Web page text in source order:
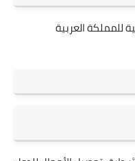
4 مصادر ربحية للمملكة العربية